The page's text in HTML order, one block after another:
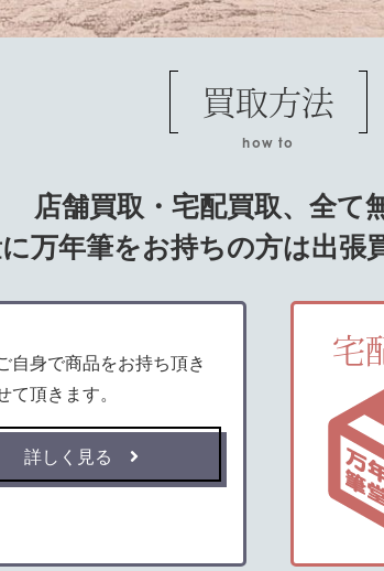
買取方法
how to
店舗買取・宅配買取、 全て
万年筆をお持ちの方は出張
自身で商品をお持ち頂き
て頂きます。
詳しく見る
宅